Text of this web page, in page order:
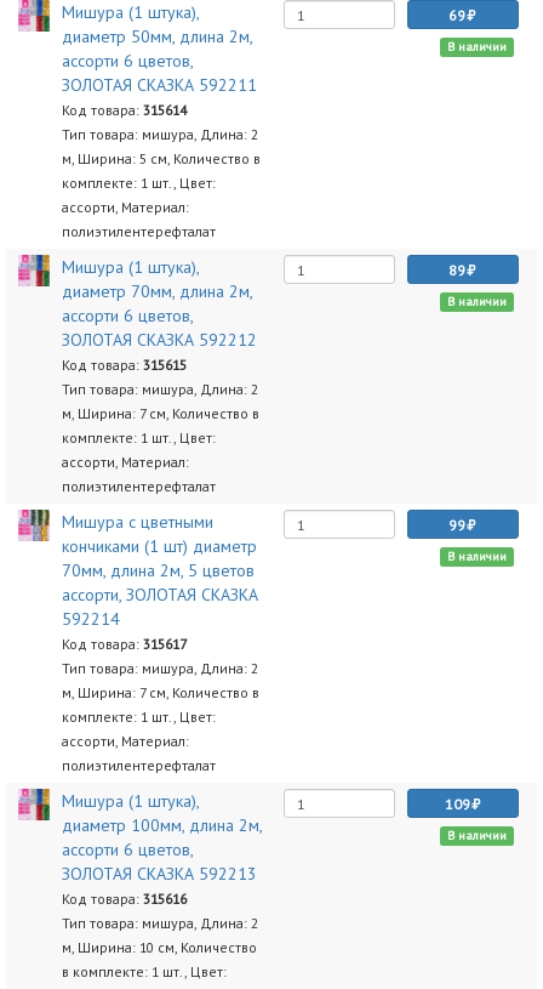
Мишура (1 штука),
диаметр 50мм, длина 2м,
ассорти 6 цветов,
ЗОЛОТАЯ СКАЗКА 592211
Код товара: 315614
Тип товара: мишура, Длина: 2
м, Ширина: 5 см, Количество в
комплекте: 1 шт., Цвет:
ассорти, Материал:
полиэтилентерефталат
69
В наличии
Мишура (1 штука),
диаметр 70мм, длина 2м,
ассорти 6 цветов,
ЗОЛОТАЯ СКАЗКА 592212
Код товара: 315615
Тип товара: мишура, Длина: 2
м, Ширина: 7 см, Количество в
комплекте: 1 шт., Цвет:
ассорти, Материал:
полиэтилентерефталат
89
В наличии
Мишура с цветными
кончиками (1 шт) диаметр
70мм, длина 2м, 5 цветов
ассорти, ЗОЛОТАЯ СКАЗКА
592214
Код товара: 315617
Тип товара: мишура, Длина: 2
м, Ширина: 7 см, Количество в
комплекте: 1 шт., Цвет:
ассорти, Материал:
полиэтилентерефталат
99
В наличии
Мишура (1 штука),
диаметр 100мм, длина 2м,
ассорти 6 цветов,
ЗОЛОТАЯ СКАЗКА 592213
Код товара: 315616
Тип товара: мишура, Длина: 2
м, Ширина: 10 см, Количество
в комплекте: 1 шт., Цвет:
109
В наличии